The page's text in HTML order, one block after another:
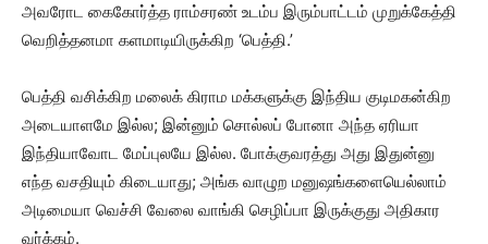
அவரோட கைகோர்த்த ராம்சரண் உடம்ப இரும்பாட்டம் முறுக்கேத்தி
வெறித்தனமா களமாடியிருக்கிற ‘பெத்தி.’
பெத்தி வசிக்கிற மலைக் கிராம மக்களுக்கு இந்திய குடிமகன்கிற
அடையாளமே இல்ல; இன்னும் சொல்லப் போனா அந்த ஏரியா
இந்தியாவோட மேப்புலயே இல்ல. போக்குவரத்து அது இதுன்னு
எந்த வசதியும் கிடையாது; அங்க வாழுற மனுஷங்களையெல்லாம்
அடிமையா வெச்சி வேலை வாங்கி செழிப்பா இருக்குது அதிகார
வர்க்கம்.